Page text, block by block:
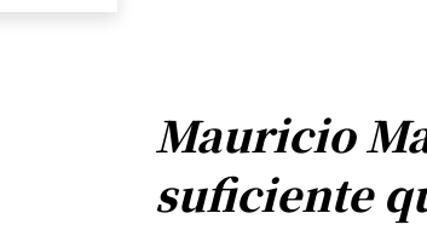
Mauricio
suficiente